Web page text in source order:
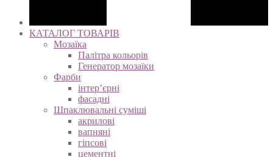
КАТАЛОГ ТОВАРІВ
Мозаїка
Палітра кольорів
Генератор мозаїки
Фарби
інтер’єрні
фасадні
Шпаклювальні суміші
акрилові
вапняні
гіпсові
цементні